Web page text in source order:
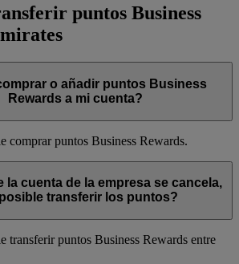
puntos Business
o añadir puntos Business
Rewards a mi cuenta?
comprar puntos Business Rewards.
la cuenta de la empresa se cancela,
transferir los puntos?
transferir puntos Business Rewards entre